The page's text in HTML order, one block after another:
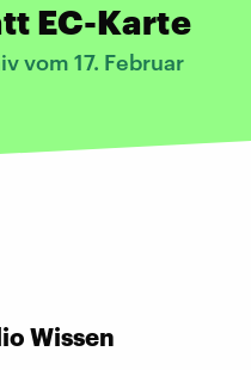
EC-Karte
vom 17. Februar
Wissen